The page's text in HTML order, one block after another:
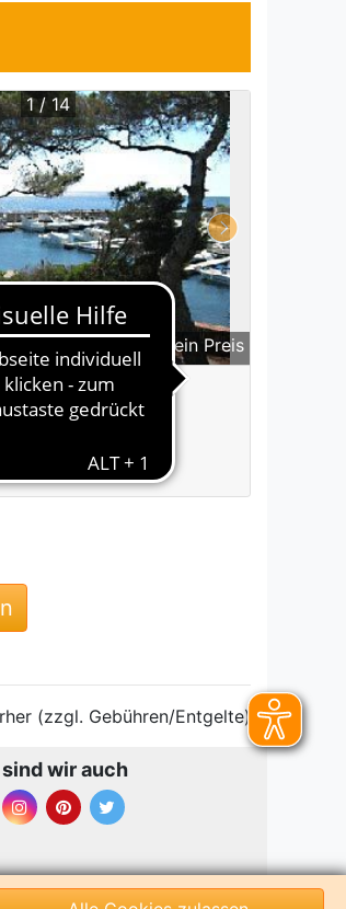
3 Bad / WC kein Preis
1 / 14
1
(zzgl. Gebühren/Entgelte)
wir auch